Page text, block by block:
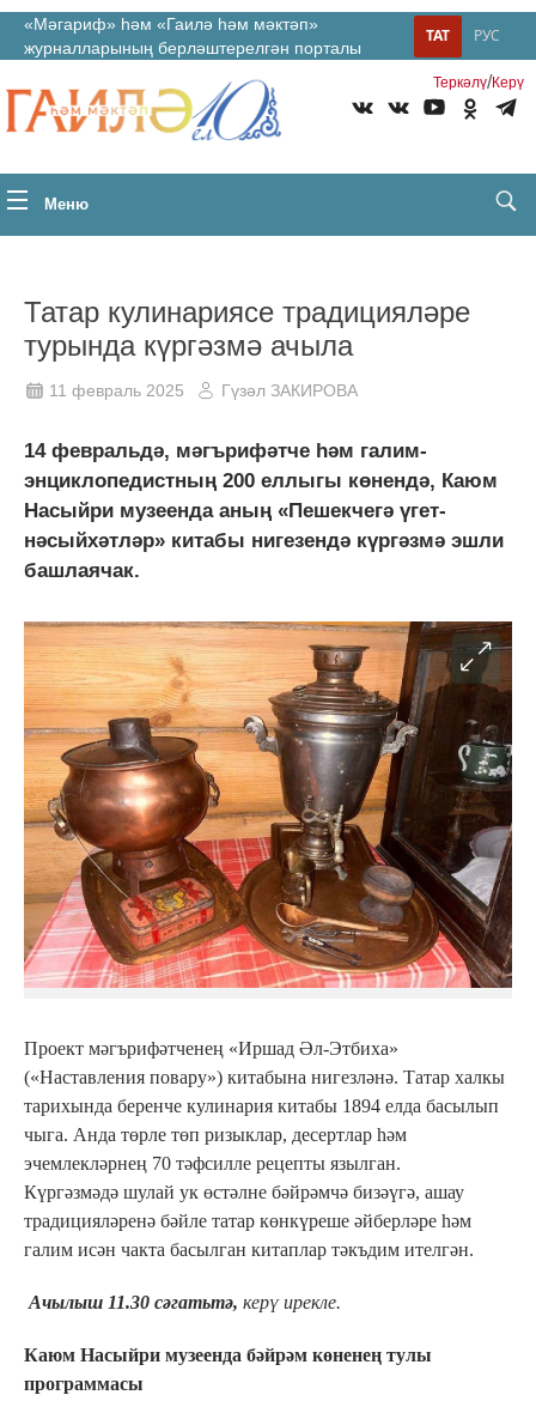
«Мәгариф» һәм «Гаилә һәм мәктәп»
журналларының берләштерелгән порталы
РУС
ТАТ
Теркəлү/Керү
Меню
Татар кулинариясе традицияләре
турында күргәзмә ачыла
11 февраль 2025 Гүзәл ЗАКИРОВА
14 февральдә, мәгърифәтче һәм галим-
энциклопедистның 200 еллыгы көнендә, Каюм
Насыйри музеенда аның «Пешекчегә үгет-
нәсыйхәтләр» китабы нигезендә күргәзмә эшли
башлаячак.
Проект мәгърифәтченең «Иршад Әл-Этбиха»
(«Наставления повару») китабына нигезләнә. Татар халкы
тарихында беренче кулинария китабы 1894 елда басылып
чыга. Анда төрле төп ризыклар, десертлар һәм
эчемлекләрнең 70 тәфсилле рецепты язылган.
Күргәзмәдә шулай ук өстәлне бәйрәмчә бизәүгә, ашау
традицияләренә бәйле татар көнкүреше әйберләре һәм
галим исән чакта басылган китаплар тәкъдим ителгән.
Ачылыш 11.30 сәгатьтә, керү ирекле.
Каюм Насыйри музеенда бәйрәм көненең тулы
программасы